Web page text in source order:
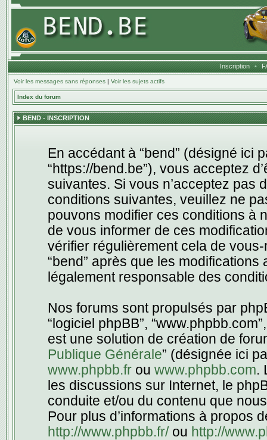
Inscription •
Voir les messages sans réponses | Voir les sujets actifs
Index du forum
BEND - INSCRIPTION
En accédant à “bend” (désigné ici
“https://bend.be”), vous acceptez
suivantes. Si vous n’acceptez pas
conditions suivantes, veuillez ne
pouvons modifier ces conditions à
de vous informer de ces
vérifier régulièrement cela de
“bend” après que les
légalement responsable des
Nos forums sont propulsés par
“logiciel phpBB”,
est une solution de création de
Publique Générale” (désignée ici
www.phpbb.frou www.phpbb.com.
les discussions sur Internet, le
conduite et/ou du contenu que
Pour plus d’informations à propos
http://www.phpbb.fr/ou http://